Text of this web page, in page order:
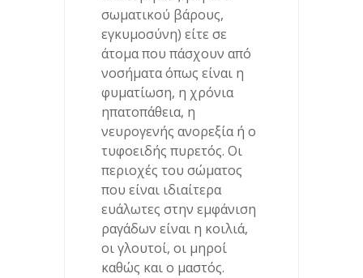
σωματικού βάρους,
εγκυμοσύνη) είτε σε
άτομα που πάσχουν από
νοσήματα όπως είναι η
φυματίωση, η χρόνια
ηπατοπάθεια, η
νευρογενής ανορεξία ή ο
τυφοειδής πυρετός. Οι
περιοχές του σώματος
που είναι ιδιαίτερα
ευάλωτες στην εμφάνιση
ραγάδων είναι η κοιλιά,
οι γλουτοί, oι μηροί
καθώς και ο μαστός.